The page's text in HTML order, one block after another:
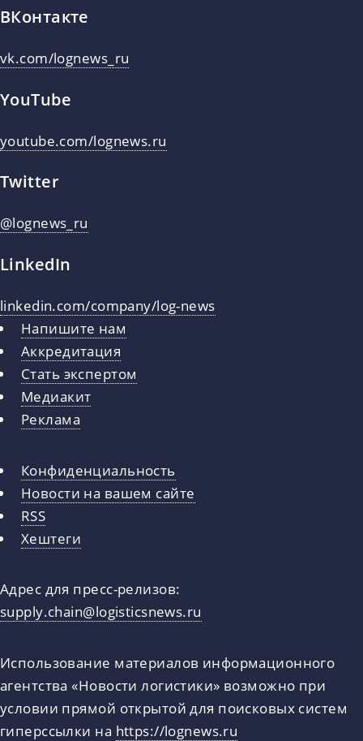
ВКонтакте
vk.com/lognews_ru
YouTube
youtube.com/lognews.ru
Twitter
@lognews_ru
LinkedIn
linkedin.com/company/log-news
Напишите нам
Аккредитация
Стать экспертом
Медиакит
Реклама
Конфиденциальность
Новости на вашем сайте
RSS
Хештеги
Адрес для пресс-релизов:
supply.chain@logisticsnews.ru
Использование материалов информационного
агентства «Новости логистики» возможно при
условии прямой открытой для поисковых систем
гиперссылки на https://lognews.ru